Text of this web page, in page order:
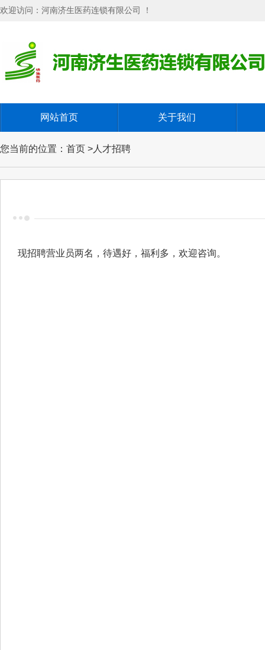
欢迎访问：河南济生医药连锁有限公司 ！
网站首页 关于我们
您当前的位置：首页 >人才招聘
现招聘营业员两名，待遇好，福利多，欢迎咨询。